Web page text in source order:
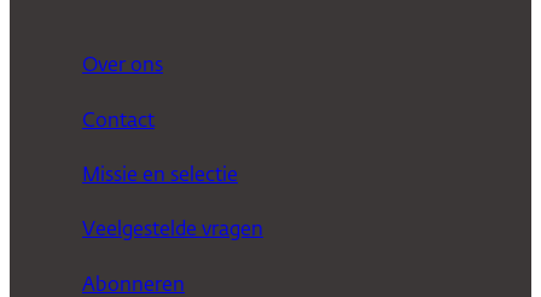
Over ons
Contact
Missie en selectie
Veelgestelde vragen
Abonneren